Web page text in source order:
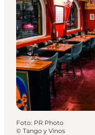
Destinationer
Oplevelser
Overnatning
Planlæg ferien
Foto: PR Photo
© Tango y Vinos